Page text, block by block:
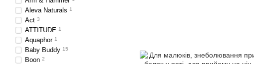
Aleva Naturals 1
Act 3
ATTITUDE 1
Aquaphor 1
Baby Buddy 15
Boon 2